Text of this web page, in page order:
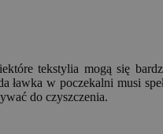
tekstylia mogą się
w poczekalni musi
do czyszczenia.